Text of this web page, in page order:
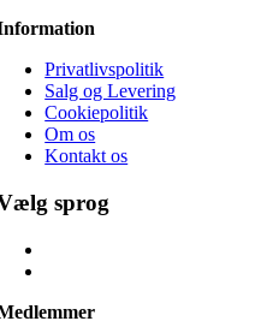
Privatlivspolitik
Salg og Levering
Cookiepolitik
Om os
Kontakt os
sprog